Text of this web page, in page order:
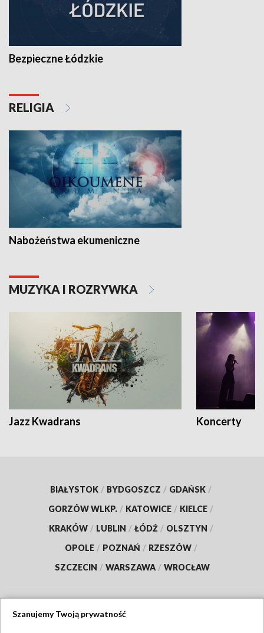
Bezpieczne Łódzkie
RELIGIA
Nabożeństwa ekumeniczne
MUZYKA I ROZRYWKA
Jazz Kwadrans Koncerty
BIAŁYSTOK / BYDGOSZCZ / GDAŃSK /
GORZÓW WLKP. / KATOWICE / KIELCE /
KRAKÓW / LUBLIN / ŁÓDŹ / OLSZTYN /
OPOLE / POZNAŃ / RZESZÓW /
SZCZECIN / WARSZAWA / WROCŁAW
Szanujemy Twoją prywatność